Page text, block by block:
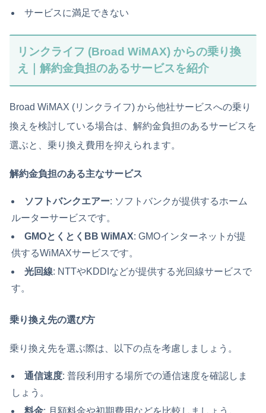
サービスに満足できない
リンクライフ (Broad WiMAX) からの乗り換
え｜解約金負担のあるサービスを紹介
Broad WiMAX (リンクライフ) から他社サービスへの乗り
換えを検討している場合は、解約金負担のあるサービスを
選ぶと、乗り換え費用を抑えられます。
解約金負担のある主なサービス
ソフトバンクエアー: ソフトバンクが提供するホーム
ルーターサービスです。
GMOとくとくBB WiMAX: GMOインターネットが提
供するWiMAXサービスです。
光回線: NTTやKDDIなどが提供する光回線サービスで
す。
乗り換え先の選び方
乗り換え先を選ぶ際は、以下の点を考慮しましょう。
通信速度: 普段利用する場所での通信速度を確認しま
しょう。
料金: 月額料金や初期費用などを比較しましょう。